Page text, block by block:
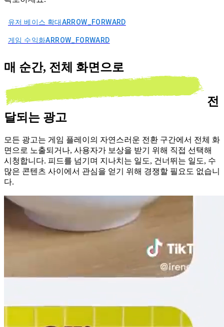
유저 베이스 확대ARROW_FORWARD
게임 수익화ARROW_FORWARD
매 순간, 전체 화면으로
전
달되는 광고
모든 광고는 게임 플레이의 자연스러운 전환 구간에서 전체 화
면으로 노출되거나, 사용자가 보상을 받기 위해 직접 선택해
시청합니다. 피드를 넘기며 지나치는 일도, 건너뛰는 일도, 수
많은 콘텐츠 사이에서 관심을 얻기 위해 경쟁할 필요도 없습니
다.